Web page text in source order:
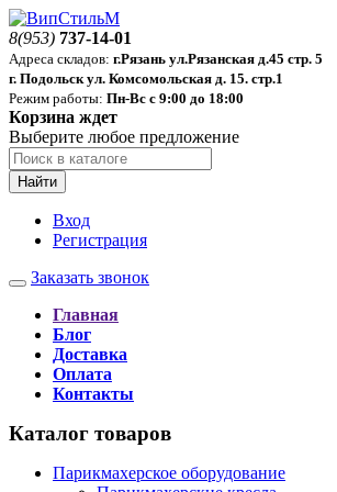
8(953) 737-14-01
Адреса складов: г.Рязань ул.Рязанская д.45 стр. 5
г. Подольск ул. Комсомольская д. 15. стр.1
Режим работы: Пн-Вс с 9:00 до 18:00
Корзина ждет
Выберите любое предложение
Найти
Вход
Регистрация
Заказать звонок
Главная
Блог
Доставка
Оплата
Контакты
Каталог товаров
Парикмахерское оборудование